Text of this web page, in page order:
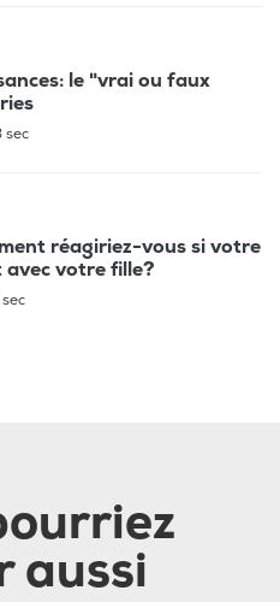
le "vrai ou faux
sec
réagiriez-vous si votre
votre fille?
aussi